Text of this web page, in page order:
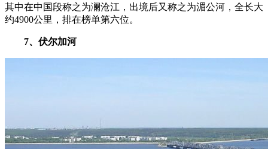
其中在中国段称之为澜沧江，出境后又称之为湄公河，全长大
约4900公里，排在榜单第六位。
7、伏尔加河